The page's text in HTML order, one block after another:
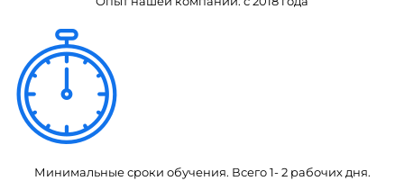
Минимальные сроки обучения. Всего 1- 2 рабочих дня.